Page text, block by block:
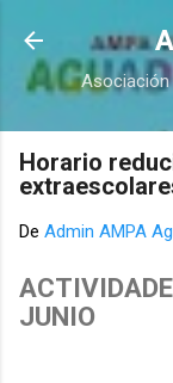
Asociación
Horario
De Admin AMPA
JUNIO